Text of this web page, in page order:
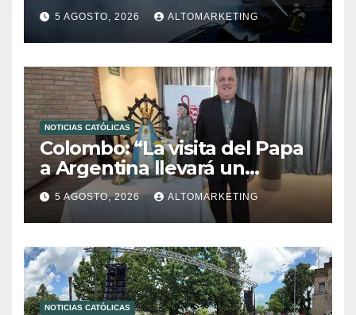
5 AGOSTO, 2026 ALTOMARKETING
NOTICIAS CATÓLICAS
Colombo: “La visita del Papa
a Argentina llevará un
mensaje de paz y dignidad
humana”
5 AGOSTO, 2026 ALTOMARKETING
NOTICIAS CATÓLICAS